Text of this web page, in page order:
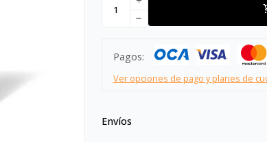
remove
Pagos:
Ver opciones de pago y planes de
Envíos